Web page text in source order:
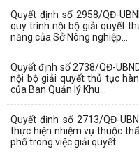
Quyết định số 2958/QĐ-
quy trình nội bộ giải quyết
năng của Sở Nông nghiệp...
Quyết định số 2738/QĐ-
nội bộ giải quyết thủ tục
của Ban Quản lý Khu...
Quyết định số 2713/QĐ-
thực hiện nhiệm vụ thuộc
phố trong việc giải quyết...